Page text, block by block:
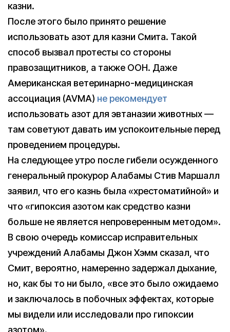
казни.
После этого было принято решение
использовать азот для казни Смита. Такой
способ вызвал протесты со стороны
правозащитников, а также ООН. Даже
Американская ветеринарно-медицинская
ассоциация (AVMA) не рекомендует
использовать азот для эвтаназии животных —
там советуют давать им успокоительные перед
проведением процедуры.
На следующее утро после гибели осужденного
генеральный прокурор Алабамы Стив Маршалл
заявил, что его казнь была «хрестоматийной» и
что «гипоксия азотом как средство казни
больше не является непроверенным методом».
В свою очередь комиссар исправительных
учреждений Алабамы Джон Хэмм сказал, что
Смит, вероятно, намеренно задержал дыхание,
но, как бы то ни было, «все это было ожидаемо
и заключалось в побочных эффектах, которые
мы видели или исследовали про гипоксии